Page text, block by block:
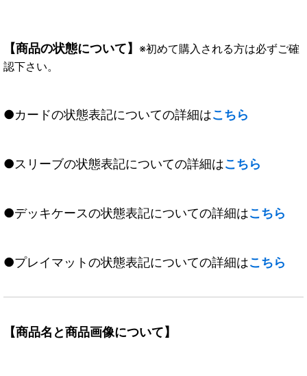
【商品の状態について】 ※初めて購入される方は必ずご確
認下さい。
●カードの状態表記についての詳細はこちら
●スリーブの状態表記についての詳細はこちら
●デッキケースの状態表記についての詳細はこちら
●プレイマットの状態表記についての詳細はこちら
【商品名と商品画像について】